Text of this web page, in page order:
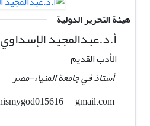
هيئة التحرير الدولية
أ.د.عبدالمجید الإسداوي
الأدب القدیم
أستاذ في جامعة المنیاء-مصر
gmail.com